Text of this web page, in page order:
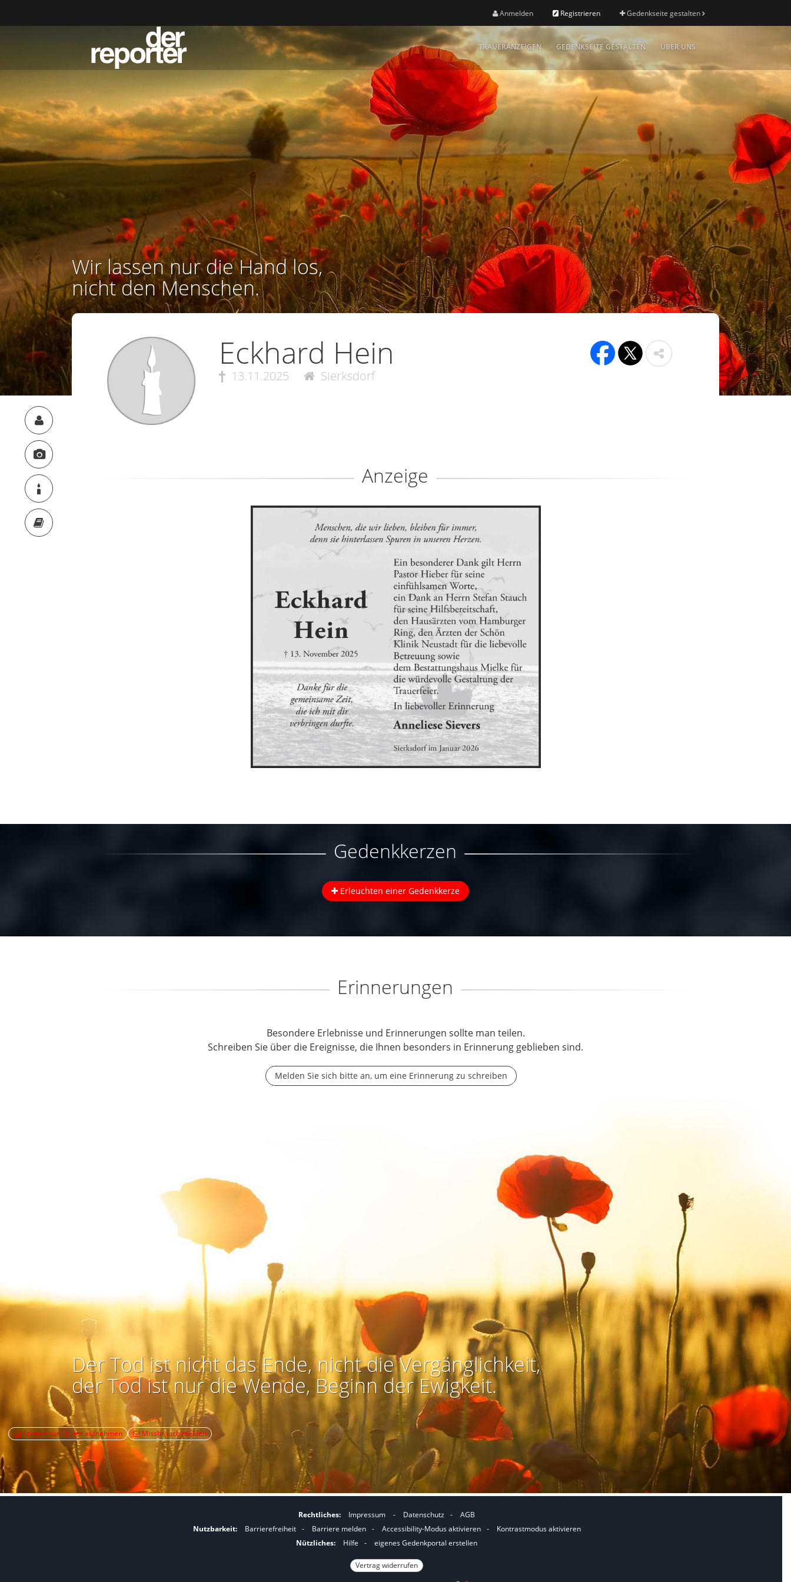
Anmelden Registrieren Gedenkseite gestalten
TRAUERANZEIGEN GEDENKSEITE GESTALTEN ÜBER UNS
Wir lassen nur die Hand los,
nicht den Menschen.
Eckhard Hein
13.11.2025 Sierksdorf
Anzeige
Gedenkkerzen
Erleuchten einer Gedenkkerze
Erinnerungen
Besondere Erlebnisse und Erinnerungen sollte man teilen.
Schreiben Sie über die Ereignisse, die Ihnen besonders in Erinnerung geblieben sind.
Melden Sie sich bitte an, um eine Erinnerung zu schreiben
Der Tod ist nicht das Ende, nicht die Vergänglichkeit,
der Tod ist nur die Wende, Beginn der Ewigkeit.
Kontakt zum Autor aufnehmen Missbrauch melden
Rechtliches: Impressum - Datenschutz -
AGB
Nutzbarkeit:
Barrierefreiheit - Barriere melden -
I
m
c
Accessibility-Modus aktivieren -
IKontrastmodus aktivieren
Nützliches:
Hilfe - eigenes Gedenkportal erstellen
Vertrag widerrufen